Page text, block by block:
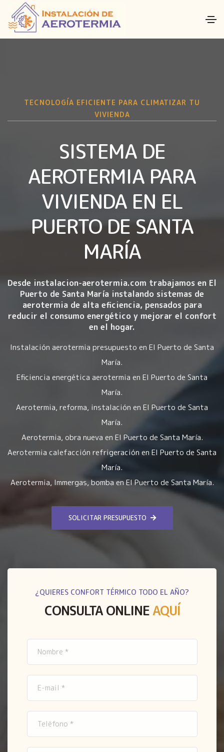
TECNOLOGÍA EFICIENTE PARA CLIMATIZAR TU
VIVIENDA
SISTEMA DE
AEROTERMIA PARA
VIVIENDA EN EL
PUERTO DE SANTA
MARÍA
Desde instalacion-aerotermia.com trabajamos en El
Puerto de Santa María instalando sistemas de
aerotermia de alta eficiencia, pensados para
reducir el consumo energético y mejorar el confort
en el hogar.
Instalación aerotermia presupuesto en El Puerto de Santa
María.
Eficiencia energética aerotermia en El Puerto de Santa
María.
Aerotermia, reforma, instalación en El Puerto de Santa
María.
Aerotermia, obra nueva en El Puerto de Santa María.
Aerotermia calefacción refrigeración en El Puerto de Santa
María.
Aerotermia, Immergas, bomba en El Puerto de Santa María.
SOLICITAR PRESUPUESTO
¿QUIERES CONFORT TÉRMICO TODO EL AÑO?
CONSULTA ONLINEAQUÍ